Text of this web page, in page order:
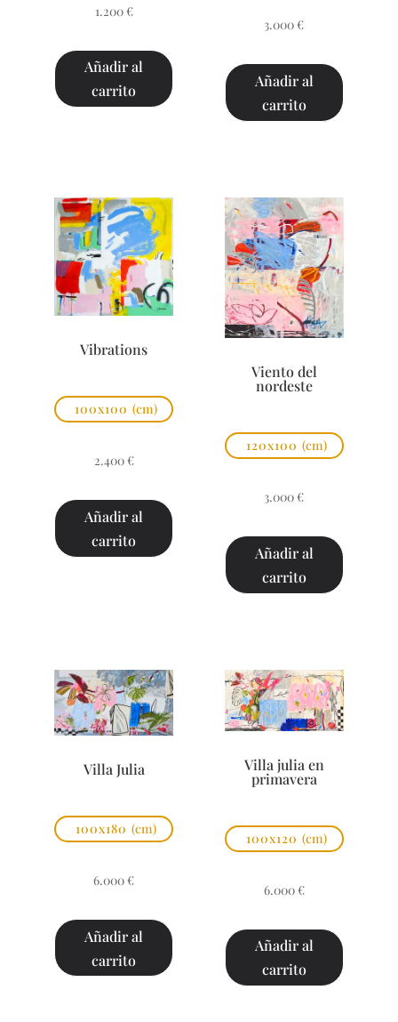
1.200 €
Añadir al
carrito
3.000 €
Añadir al
carrito
Vibrations
100x100 (cm)
2.400 €
Añadir al
carrito
Viento del
nordeste
120x100 (cm)
3.000 €
Añadir al
carrito
Villa Julia
100x180 (cm)
6.000 €
Añadir al
carrito
Villa julia en
primavera
100x120 (cm)
6.000 €
Añadir al
carrito